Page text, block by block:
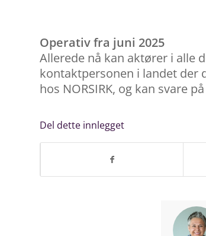
Operativ fra juni 2025
Allerede nå kan aktører i alle
kontaktpersonen i landet der
hos NORSIRK, og kan svare
Del dette innlegget